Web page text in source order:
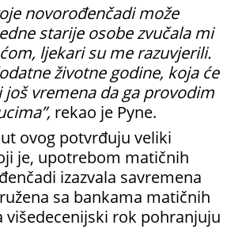
novorođenčadi može
starije osobe zvučala mi
ljekari su me razuvjerili.
životne godine, koja će
vremena da ga provodim
rekao je Pyne.
ovog potvrđuju veliki
je, upotrebom matičnih
izazvala savremena
sa bankama matičnih
višedecenijski rok pohranjuju